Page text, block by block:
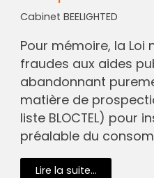
Cabinet BEELIGHTED
Pour mémoire, la
fraudes aux aides
abandonnant
matière de
liste BLOCTEL) pour
préalable du
Lire la suite...